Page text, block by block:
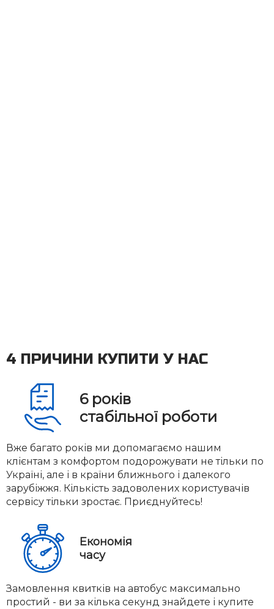
4 ПРИЧИНИ КУПИТИ У НАС
6 років
стабільної роботи
Вже багато років ми допомагаємо нашим
клієнтам з комфортом подорожувати не тільки по
Україні, але і в країни ближнього і далекого
зарубіжжя. Кількість задоволених користувачів
сервісу тільки зростає. Приєднуйтесь!
Економія
часу
Замовлення квитків на автобус максимально
простий - ви за кілька секунд знайдете і купите